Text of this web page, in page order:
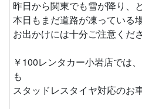
昨日から関東でも雪が降り、
本日もまだ道路が凍っている
お出かけには十分ご注意くださ
￥100レンタカー小岩店では
も
スタッドレスタイヤ対応のお